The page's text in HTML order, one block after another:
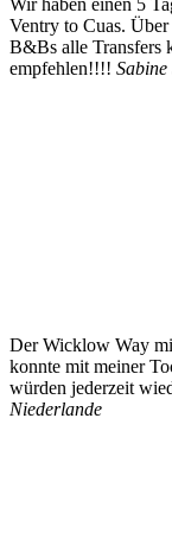
Ventry to Cuas.
B&Bs alle Transfers
empfehlen!!!!
Der Wicklow Way
konnte mit meiner
würden jederzeit
Niederlande